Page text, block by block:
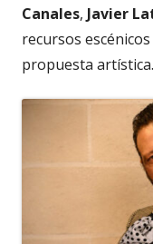
Canales, Javier
recursos
propuesta artística.